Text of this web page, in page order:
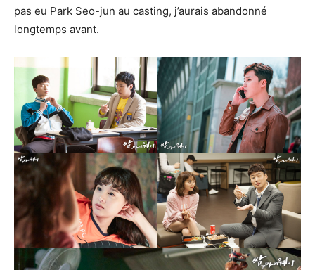
pas eu Park Seo-jun au casting, j’aurais abandonné
longtemps avant.